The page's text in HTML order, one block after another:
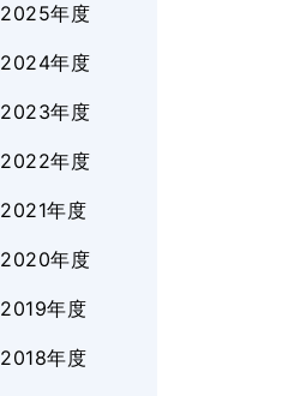
2025年度
2024年度
2023年度
2022年度
2021年度
2020年度
2019年度
2018年度